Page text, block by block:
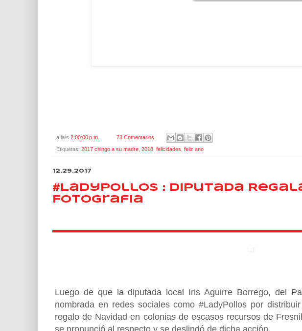
a la/s 2:00:00 p.m. 73 Comentarios
Etiquetas: 2017 chingo a su madre 2018 felicidades feliz ano
12.29.2017
#LadyPollos : Diputada
Fotografia
Luego de que la diputada local Iris Aguirre Borrego, del
nombrada en redes sociales como #LadyPollos por
regalo de Navidad en colonias de escasos recursos de
se pronunció al respecto y se deslindó de dicha acción.